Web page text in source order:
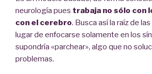
neurología pues trabaja no sólo con
con el cerebro. Busca así la raíz de
lugar de enfocarse solamente en los
supondría «parchear», algo que no
problemas.